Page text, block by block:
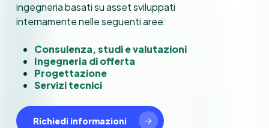
ingegneria basati su asset sviluppati
internamente nelle seguenti aree:
Consulenza, studi e valutazioni
Ingegneria di offerta
Progettazione
Servizi tecnici
Richiedi informazioni